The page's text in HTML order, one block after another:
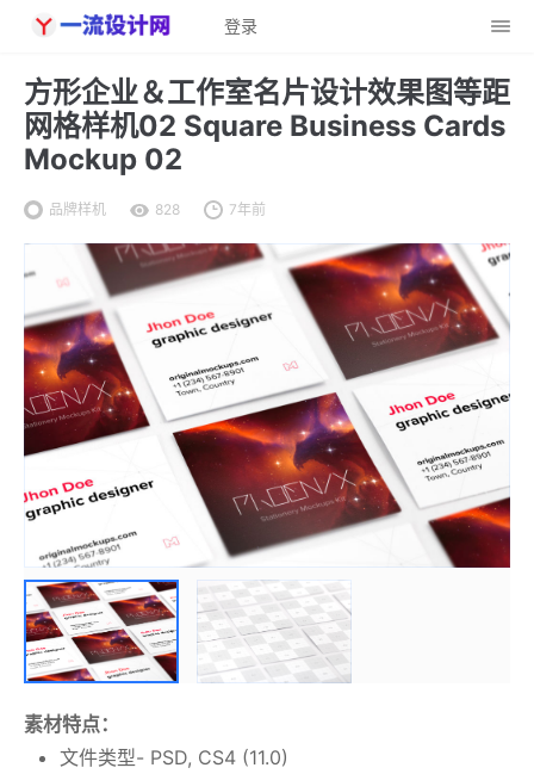
登录
方形企业＆工作室名片设计效果图等距
网格样机02 Square Business Cards
Mockup 02
品牌样机 828 7年前
素材特点：
文件类型- PSD, CS4 (11.0)